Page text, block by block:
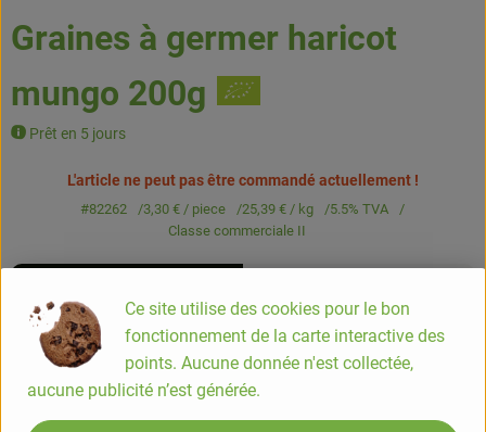
Graines à germer haricot
mungo 200g
Prêt en 5 jours
L'article ne peut pas être commandé actuellement !
#82262 3,30 €/ piece 25,39 €/ kg
5.5% TVA
Classe commerciale II
Info
Graines à germer haricot mungo 200g
Ce site utilise des cookies pour le bon
fonctionnement de la carte interactive des
points. Aucune donnée n'est collectée,
aucune publicité n’est générée.